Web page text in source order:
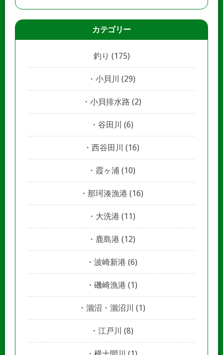
カテゴリー
釣り (175)
小貝川 (29)
小貝排水路 (2)
谷田川 (6)
西谷田川 (16)
霞ヶ浦 (10)
那珂湊漁港 (16)
大洗港 (11)
鹿島港 (12)
波崎新港 (6)
磯崎漁港 (1)
涸沼・涸沼川 (1)
江戸川 (8)